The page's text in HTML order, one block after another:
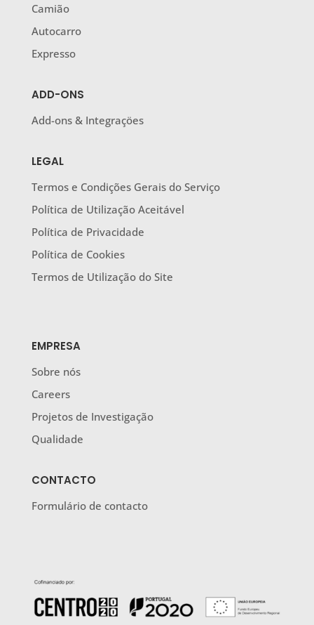
Camião
Autocarro
Expresso
ADD-ONS
Add-ons & Integraçöes
LEGAL
Termos e Condições Gerais do Serviço
Política de Utilização Aceitável
Política de Privacidade
Política de Cookies
Termos de Utilização do Site
EMPRESA
Sobre nós
Careers
Projetos de Investigação
Qualidade
CONTACTO
Formulário de contacto